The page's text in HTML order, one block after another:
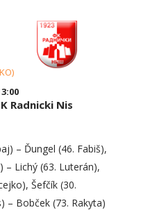
Radnicki Nis
– Ďungel (46. Fabiš),
– Lichý (63. Luterán),
Šefčík (30.
– Bobček (73. Rakyta)